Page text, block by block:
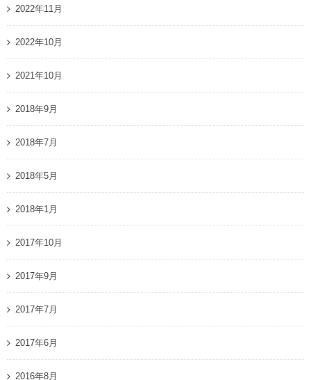
2022年11月
2022年10月
2021年10月
2018年9月
2018年7月
2018年5月
2018年1月
2017年10月
2017年9月
2017年7月
2017年6月
2016年8月